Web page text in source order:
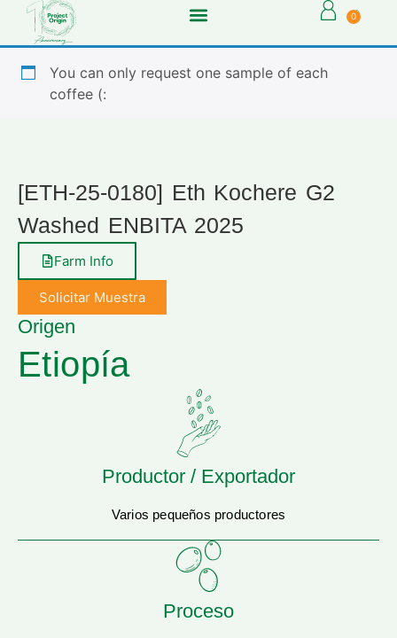
0
You can only request one sample of each
coffee (:
[ETH-25-0180] Eth Kochere G2
Washed ENBITA 2025
Farm Info
Solicitar Muestra
Origen
Etiopía
Productor / Exportador
Varios pequeños productores
Proceso